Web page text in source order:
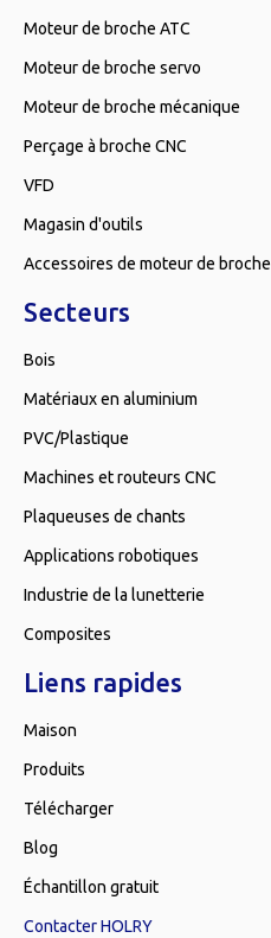
Moteur de broche ATC
Moteur de broche servo
Moteur de broche mécanique
Perçage à broche CNC
VFD
Magasin d'outils
Accessoires de moteur de broche
Secteurs
Bois
Matériaux en aluminium
PVC/Plastique
Machines et routeurs CNC
Plaqueuses de chants
Applications robotiques
Industrie de la lunetterie
Composites
Liens rapides
Maison
Produits
Télécharger
Blog
Échantillon gratuit
Contacter HOLRY